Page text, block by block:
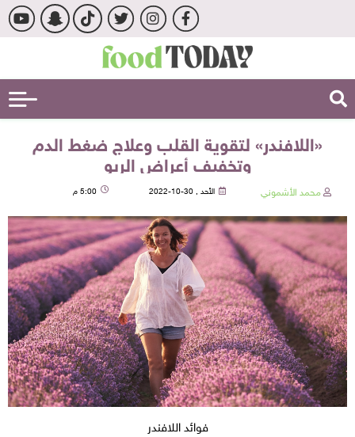
«اللافندر» لتقوية القلب وعلاج ضغط الدم
وتخفيف أعراض الربو
محمد الأشموني الأحد , 30-10-2022 5:00 م
فوائد اللافندر